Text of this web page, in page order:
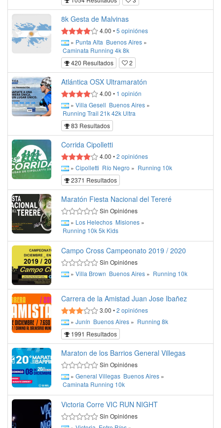
8k Gesta de Malvinas
4.00 •5 opiniónes
» Punta Alta Buenos Aires »
Caminata Running 4k8k
420 Resultados
2
Atlántica OSX Ultramaratón
4.00 • 1 opinión
» Villa Gesell Buenos Aires »
Running Trail 21k42k Ultra
83 Resultados
Corrida Cipolletti
4.00 •2 opiniónes
» Cipolletti Río Negro » Running 10k
2371 Resultados
Maratón Fiesta Nacional del Tereré
Sin Opiniónes
» Los Helechos Misiones »
Running 10k5k Kids
Campo Cross Campeonato 2019 / 2020
Sin Opiniónes
» Villa Brown Buenos Aires » Running 10k
Carrera de la Amistad Juan Jose Ibañez
3.00 •2 opiniónes
» Junín Buenos Aires » Running 8k
1991 Resultados
Maraton de los Barrios General Villegas
Sin Opiniónes
» General Villegas Buenos Aires »
Caminata Running 10k
Victoria Corre VIC RUN NIGHT
Sin Opiniónes